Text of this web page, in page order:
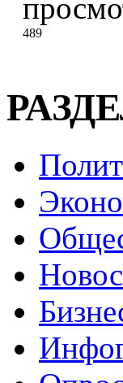
489